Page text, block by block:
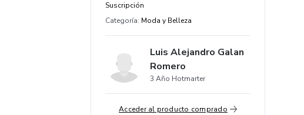
Suscripción
Categoría: Moda y Belleza
Luis Alejandro Galan
Romero
3 Año Hotmarter
Acceder al producto comprado